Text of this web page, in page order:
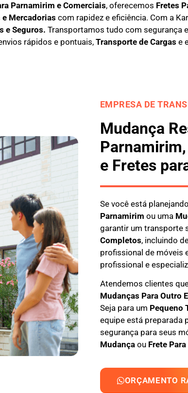
Parnamirim e Comerciais, oferecemos Fretes
Mercadorias com rapidez e eficiência. Com a
e Seguros. Transportamos tudo com segurança
rápidos e pontuais, Transporte de Cargas e
EMPRESA DE
Mudança
e Fretes
Se você está
Parnamirim ou uma M
garantir um transporte
Completos, incluindo
profissional de móveis
profissional e
Atendemos clientes
Mudanças Para Outro
Seja para um Pequeno
equipe está preparada
segurança para seus
Mudançaou Frete
ORÇAMENTO